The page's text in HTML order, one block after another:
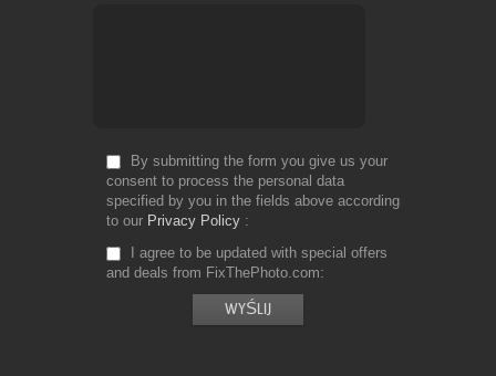
By submitting the form you give us your
consent to process the personal data
specified by you in the fields above according
to our Privacy Policy
I agree to be updated with special offers
and deals from FixThePhoto.com